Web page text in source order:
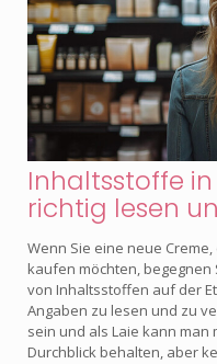
Inhaltsstoffe
richtig lesen
Wenn Sie eine neue
kaufen möchten,
von Inhaltsstoffen auf der
Angaben zu lesen und zu
sein und als Laie kann man
Durchblick behalten, aber